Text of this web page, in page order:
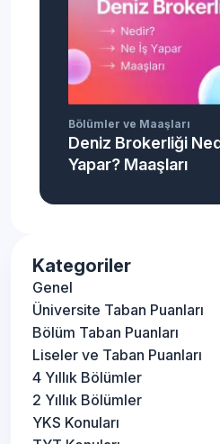
Bölümler ve Maaşları
Deniz Brokerliği
Yapar? Maaşları
Kategoriler
Genel
Üniversite Taban Puanları
Bölüm Taban Puanları
Liseler ve Taban Puanları
4 Yıllık Bölümler
2 Yıllık Bölümler
YKS Konuları